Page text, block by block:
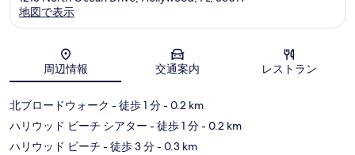
地図
地図で表示
周辺情報 交通案内 レストラン
北ブロードウォーク - 徒歩 1 分- 0.2 km
ハリウッド ビーチ シアター - 徒歩 1 分- 0.2 km
ハリウッド ビーチ - 徒歩 3 分- 0.3 km